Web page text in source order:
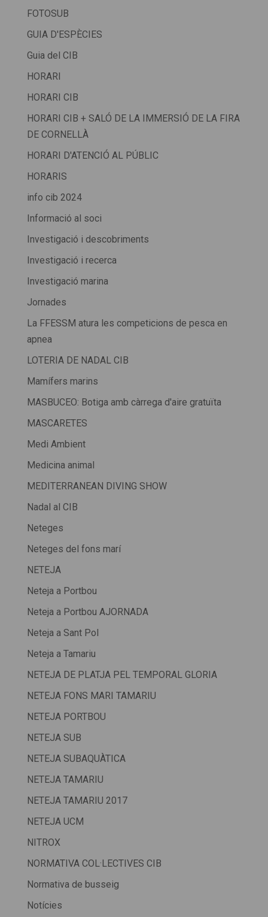
FOTOSUB
GUIA D'ESPÈCIES
Guia del CIB
HORARI
HORARI CIB
HORARI CIB + SALÓ DE LA IMMERSIÓ DE LA FIRA
DE CORNELLÀ
HORARI D'ATENCIÓ AL PÚBLIC
HORARIS
info cib 2024
Informació al soci
Investigació i descobriments
Investigació i recerca
Investigació marina
Jornades
La FFESSM atura les competicions de pesca en
apnea
LOTERIA DE NADAL CIB
Mamífers marins
MASBUCEO: Botiga amb càrrega d'aire gratuïta
MASCARETES
Medi Ambient
Medicina animal
MEDITERRANEAN DIVING SHOW
Nadal al CIB
Neteges
Neteges del fons marí
NETEJA
Neteja a Portbou
Neteja a Portbou AJORNADA
Neteja a Sant Pol
Neteja a Tamariu
NETEJA DE PLATJA PEL TEMPORAL GLORIA
NETEJA FONS MARI TAMARIU
NETEJA PORTBOU
NETEJA SUB
NETEJA SUBAQUÀTICA
NETEJA TAMARIU
NETEJA TAMARIU 2017
NETEJA UCM
NITROX
NORMATIVA COL·LECTIVES CIB
Normativa de busseig
Notícies